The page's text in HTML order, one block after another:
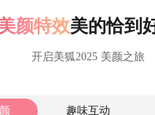
颜特效美的恰到
开启美狐2025 美颜之旅
趣味互动